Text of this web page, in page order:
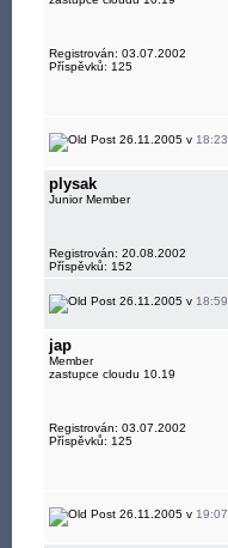
Registrován: 03.07.2002
Příspěvků: 125
26.11.2005 v 18:23
plysak
Junior Member
Registrován: 20.08.2002
Příspěvků: 152
26.11.2005 v 18:59
jap
Member
zastupce cloudu 10.19
Registrován: 03.07.2002
Příspěvků: 125
26.11.2005 v 19:07